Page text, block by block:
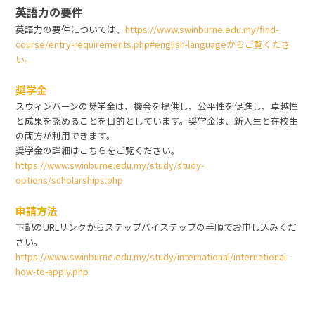
英語力の要件
英語力の要件については、https://www.swinburne.edu.my/find-
course/entry-requirements.php#english-languageからご覧くださ
い。
奨学金
スウィンバーンの奨学金は、機会を提供し、公平性を促進し、卓越性
と成果を認めることを目的としています。奨学金は、新入生と在校生
の両方が利用できます。
奨学金の詳細はこちらをご覧ください。
https://www.swinburne.edu.my/study/study-
options/scholarships.php
申請方法
下記のURLリンクからステップバイステップの手順でお申し込みくだ
さい。
https://www.swinburne.edu.my/study/international/international-
how-to-apply.php